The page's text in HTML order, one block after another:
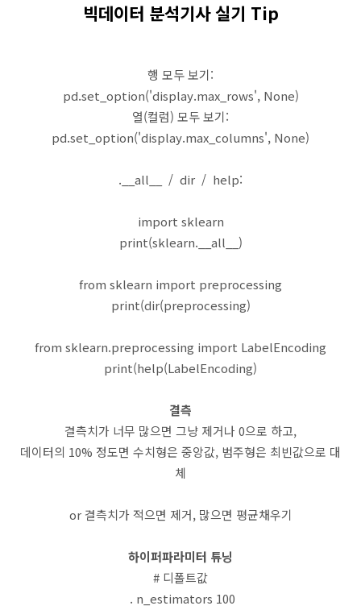
빅데이터 분석기사 실기 Tip
행 모두 보기:
pd.set_option('display.max_rows', None)
열(컬럼) 모두 보기:
pd.set_option('display.max_columns', None)
.__all__ / dir / help:
import sklearn
print(sklearn.__all__)
from sklearn import preprocessing
print(dir(preprocessing)
from sklearn.preprocessing import LabelEncoding
print(help(LabelEncoding)
결측
결측치가 너무 많으면 그냥 제거나 0으로 하고,
데이터의 10% 정도면 수치형은 중앙값, 범주형은 최빈값으로 대
체
or 결측치가 적으면 제거, 많으면 평균채우기
하이퍼파라미터 튜닝
# 디폴트값
. n_estimators 100